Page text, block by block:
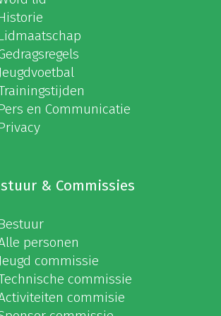
en Communicatie
& Commissies
personen
commissie
commissie
commisie